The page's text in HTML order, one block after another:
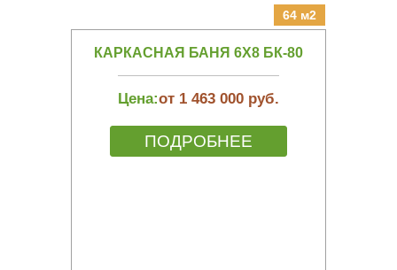
64 м2
КАРКАСНАЯ БАНЯ 6Х8 БК-80
Цена:от 1 463 000 руб.
ПОДРОБНЕЕ